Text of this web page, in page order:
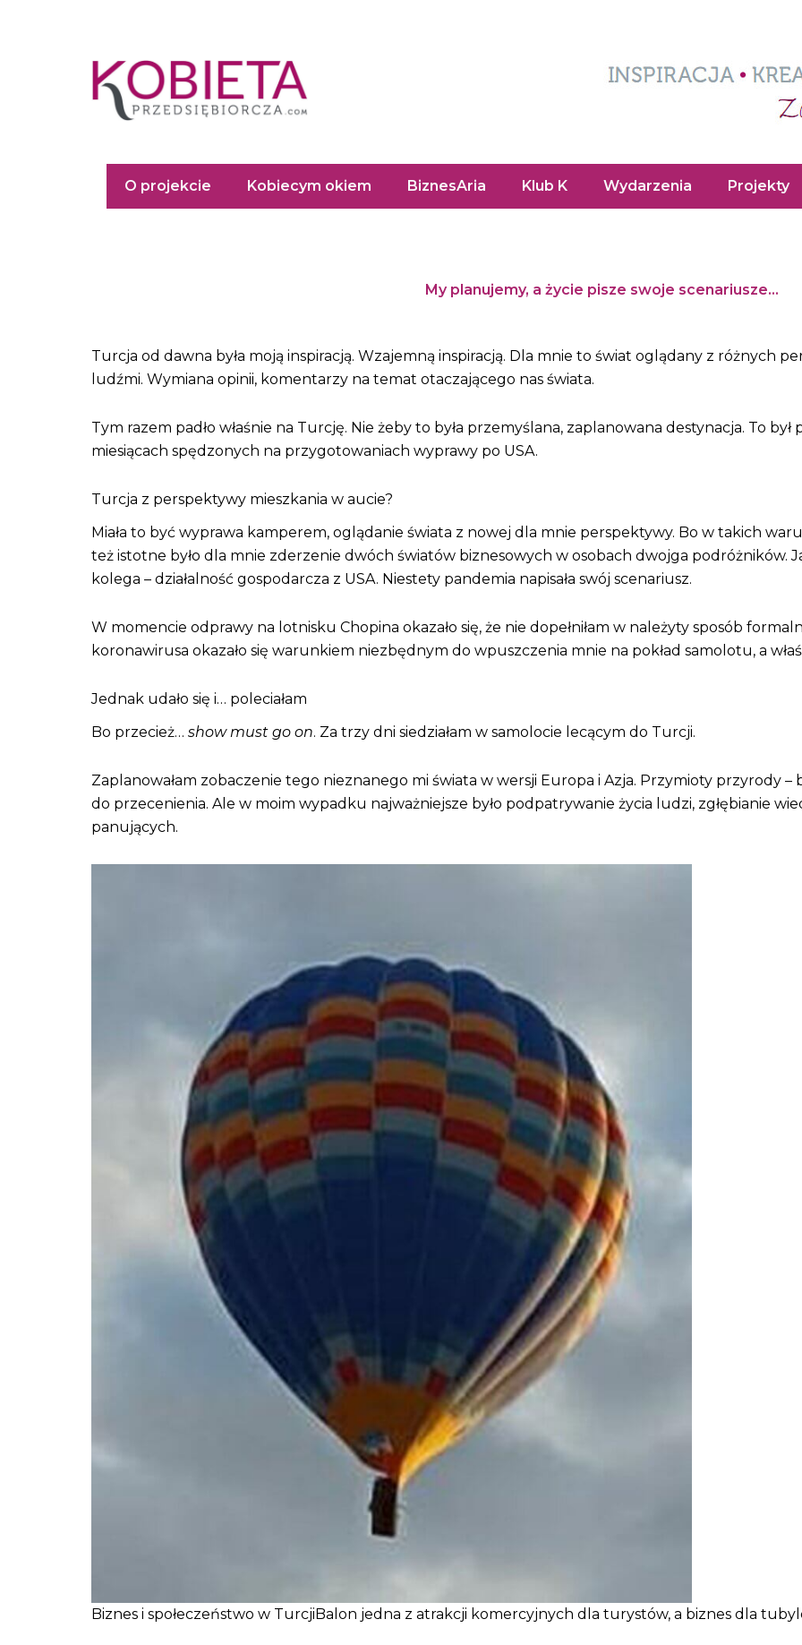
O projekcie Kobiecym okiem BiznesAria Klub K Wydarzenia Projekty
My planujemy, a życie pisze swoje scenariusze…
Turcja od dawna była moją inspiracją. Wzajemną inspiracją. Dla mnie to świat oglądany z różnych
ludźmi. Wymiana opinii, komentarzy na temat otaczającego nas świata.
Tym razem padło właśnie na Turcję. Nie żeby to była przemyślana, zaplanowana destynacja. To
miesiącach spędzonych na przygotowaniach wyprawy po USA.
Turcja z perspektywy mieszkania w aucie?
Miała to być wyprawa kamperem, oglądanie świata z nowej dla mnie perspektywy. Bo w takich
też istotne było dla mnie zderzenie dwóch światów biznesowych w osobach dwojga podróżników.
kolega – działalność gospodarcza z USA. Niestety pandemia napisała swój scenariusz.
W momencie odprawy na lotnisku Chopina okazało się, że nie dopełniłam w należyty sposób
koronawirusa okazało się warunkiem niezbędnym do wpuszczenia mnie na pokład samolotu, a
Jednak udało się i… poleciałam
Bo przecież… show must go on. Za trzy dni siedziałam w samolocie lecącym do Turcji.
Zaplanowałam zobaczenie tego nieznanego mi świata w wersji Europa i Azja. Przymioty przyrody
do przecenienia. Ale w moim wypadku najważniejsze było podpatrywanie życia ludzi, zgłębianie
panujących.
Biznes i społeczeństwo w TurcjiBalon jedna z atrakcji komercyjnych dla turystów, a biznes dla